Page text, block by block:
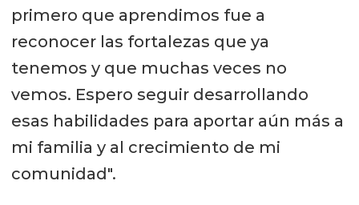
primero que aprendimos fue a
reconocer las fortalezas que ya
tenemos y que muchas veces no
vemos. Espero seguir desarrollando
esas habilidades para aportar aún más a
mi familia y al crecimiento de mi
comunidad".